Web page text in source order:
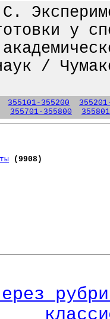
у
/
355101-355200
355701-355800
(9908)